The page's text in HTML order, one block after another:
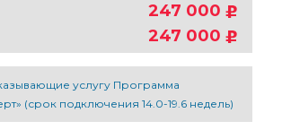
247 000
247 000
услугу Программа
(срок подключения 14.0-19.6 недель)